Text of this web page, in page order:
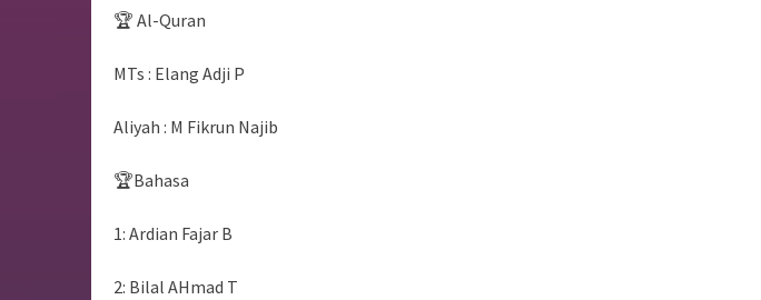
🏆 Al-Quran
MTs : Elang Adji P
Aliyah : M Fikrun Najib
🏆Bahasa
1: Ardian Fajar B
2: Bilal AHmad T